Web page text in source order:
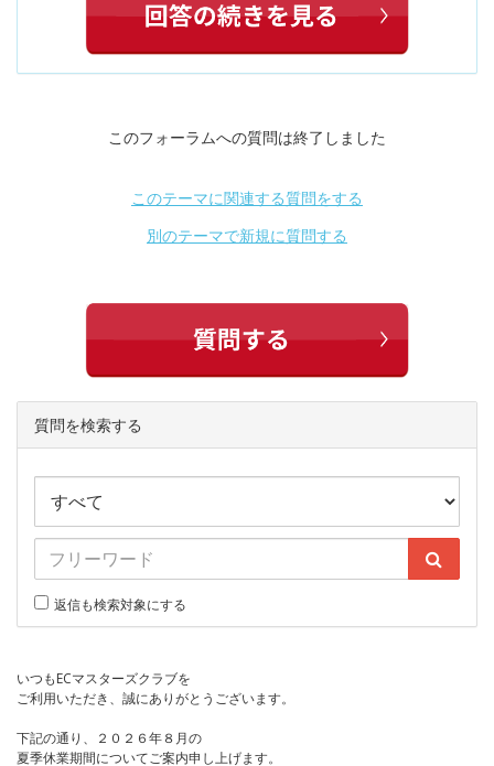
このフォーラムへの質問は終了しました
このテーマに関連する質問をする
別のテーマで新規に質問する
質問を検索する
返信も検索対象にする
いつもECマスターズクラブを
ご利用いただき、誠にありがとうございます。
下記の通り、２０２６年８月の
夏季休業期間についてご案内申し上げます。